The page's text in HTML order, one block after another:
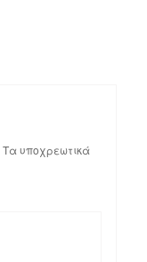
Τα υποχρεωτικά